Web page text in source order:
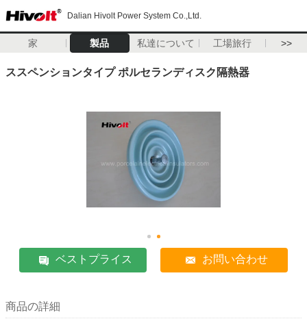
Dalian Hivolt Power System Co.,Ltd.
家 製品 私達について 工場旅行 >>
ススペンションタイプ ポルセランディスク隔熱器
ベストプライス お問い合わせ
商品の詳細